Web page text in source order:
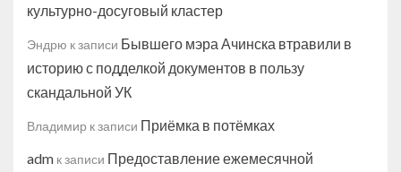
культурно-досуговый кластер
Эндрю к записи Бывшего мэра Ачинска втравили в
историю с подделкой документов в пользу
скандальной УК
Владимир к записи Приёмка в потёмках
adm к записи Предоставление ежемесячной